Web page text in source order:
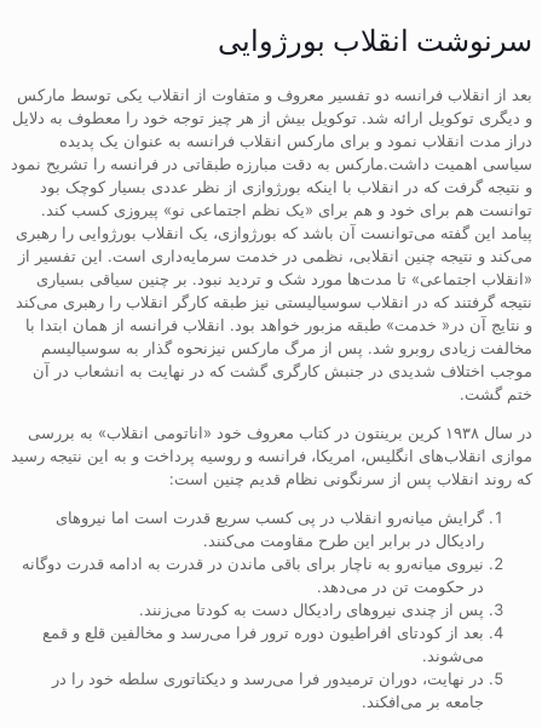
سرنوشت انقلاب بورژوایی
بعد از انقلاب فرانسه دو تفسیر معروف و متفاوت از انقلاب یکی توسط مارکس
و دیگری توکویل ارائه شد. توکویل بیش از هر چیز توجه خود را معطوف به دلایل
دراز مدت انقلاب نمود و برای مارکس انقلاب فرانسه به عنوان یک پدیده
سیاسی اهمیت داشت.مارکس به دقت مبارزه طبقاتی در فرانسه را تشریح نمود
و نتیجه گرفت که در انقلاب با اینکه بورژوازی از نظر عددی بسیار کوچک بود
توانست هم برای خود و هم برای «یک نظم اجتماعی نو» پیروزی کسب کند.
پیامد این گفته می‌توانست آن باشد که بورژوازی، یک انقلاب بورژوایی را رهبری
می‌کند و نتیجه چنین انقلابی، نظمی در خدمت سرمایه‌داری است. این تفسیر از
«انقلاب اجتماعی» تا مدت‌ها مورد شک و تردید نبود. بر چنین سیاقی بسیاری
نتیجه گرفتند که در انقلاب سوسیالیستی نیز طبقه کارگر انقلاب را رهبری می‌کند
و نتایج آن در« خدمت» طبقه مزبور خواهد بود. انقلاب فرانسه از همان ابتدا با
مخالفت زیادی روبرو شد. پس از مرگ مارکس نیزنحوه گذار به سوسیالیسم
موجب اختلاف شدیدی در جنبش کارگری گشت که در نهایت به انشعاب در آن
ختم گشت.
در سال ۱۹۳۸ کرین برینتون در کتاب معروف خود «اناتومی انقلاب» به بررسی
موازی انقلاب‌های انگلیس، امریکا، فرانسه و روسیه پرداخت و به این نتیجه رسید
که روند انقلاب پس از سرنگونی نظام قدیم چنین است:
گرایش میانه‌رو انقلاب در پی کسب سریع قدرت است اما نیروهای
رادیکال در برابر این طرح مقاومت می‌کنند.
نیروی میانه‌رو به ناچار برای باقی ماندن در قدرت به ادامه قدرت دوگانه
در حکومت تن در می‌دهد.
پس از چندی نیروهای رادیکال دست به کودتا می‌زنند.
بعد از کودتای افراطیون دوره ترور فرا می‌رسد و مخالفین قلع و قمع
می‌شوند.
در نهایت، دوران ترمیدور فرا می‌رسد و دیکتاتوری سلطه خود را در
جامعه بر می‌افکند.